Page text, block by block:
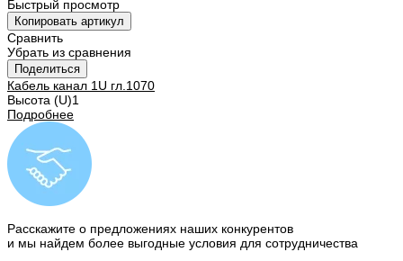
Быстрый просмотр
Копировать артикул
Сравнить
Убрать из сравнения
Поделиться
Кабель канал 1U гл.1070
Высота (U)1
Подробнее
Расскажите о предложениях наших конкурентов
и мы найдем более выгодные условия для сотрудничества